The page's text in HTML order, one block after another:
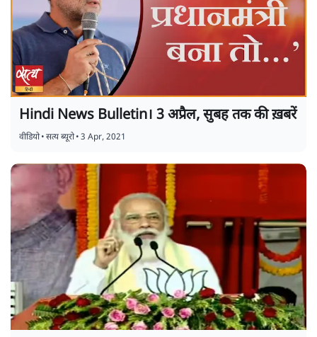
Hindi News Bulletin। 3 अप्रैल, सुबह तक की ख़बरें
वीडियो•सत्य ब्यूरो•3 Apr, 2021